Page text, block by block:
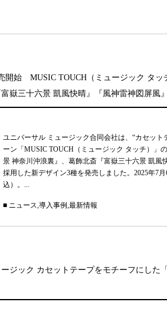
開始 MUSIC TOUCH（ミュージック タッ
嶽三十六景 凱風快晴』『風神雷神図屏風
ユニバーサル ミュージック合同会社は、“カセッ
ーン「MUSIC TOUCH（ミュージック タッチ）」
景 神奈川沖浪裏』、葛飾北斎『富嶽三十六景 凱
採用した新デザイン3種を発売しました。2025年7
込）。...
■ ニュース,導入事例,最新情報
ジック カセットテープをモチーフにした